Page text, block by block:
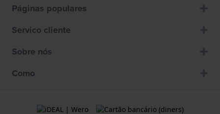
Páginas populares
Servico cliente
Sobre nós
Como